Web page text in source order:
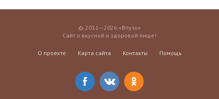
© 2011—2026 «Впузо»
Сайт о вкусной и здоровой пище!
О проекте Карта сайта Контакты Помощь